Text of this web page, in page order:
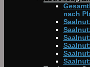
nach